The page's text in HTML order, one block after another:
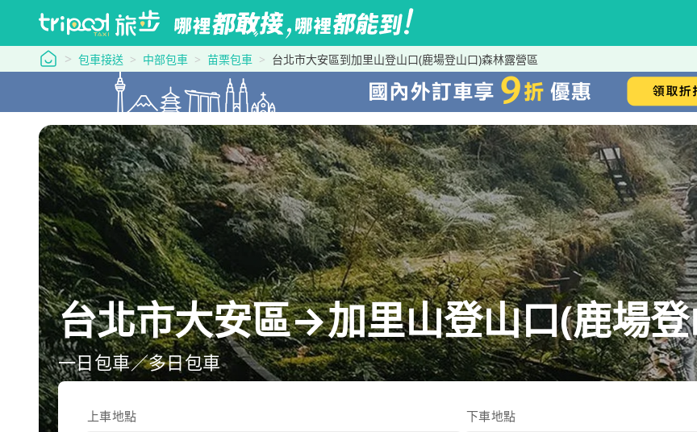
tripool 旅步
包車接送 中部包車 苗栗包車 台北市大安區到加里山登山口(鹿場登山口)森林露營區
台北市大安區→加里山登山口(鹿場
一日包車／多日包車
上車地點 下車地點